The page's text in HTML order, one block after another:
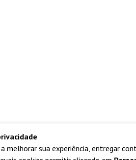
melhorar sua experiência, entregar